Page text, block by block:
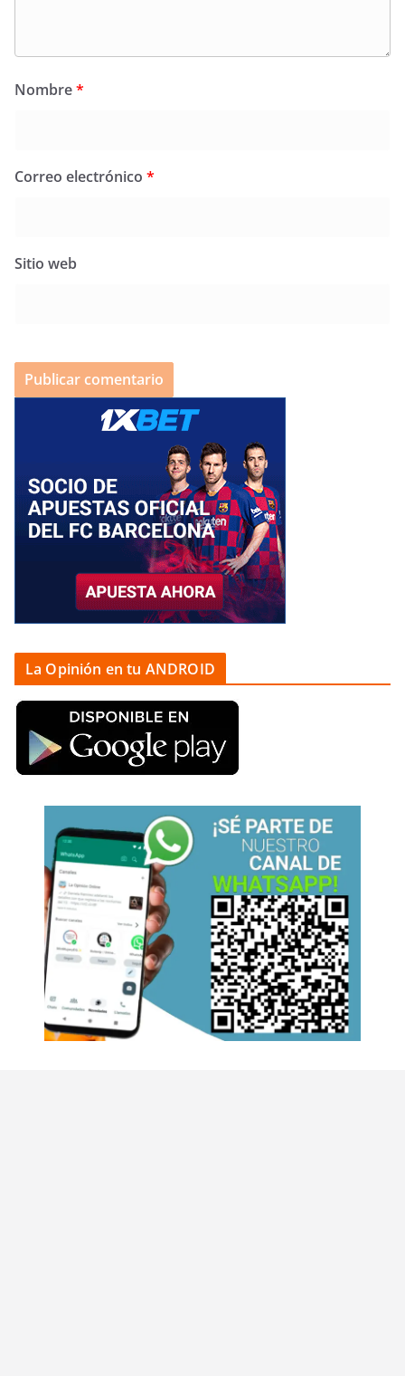
Nombre*
Correo electrónico *
Sitio web
La Opinión en tu ANDROID